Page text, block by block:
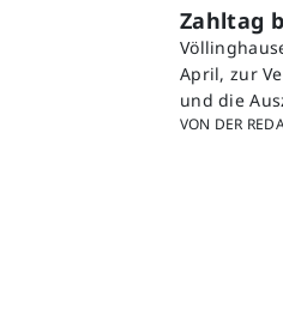
Zahltag
April, zur
und die
VON DER